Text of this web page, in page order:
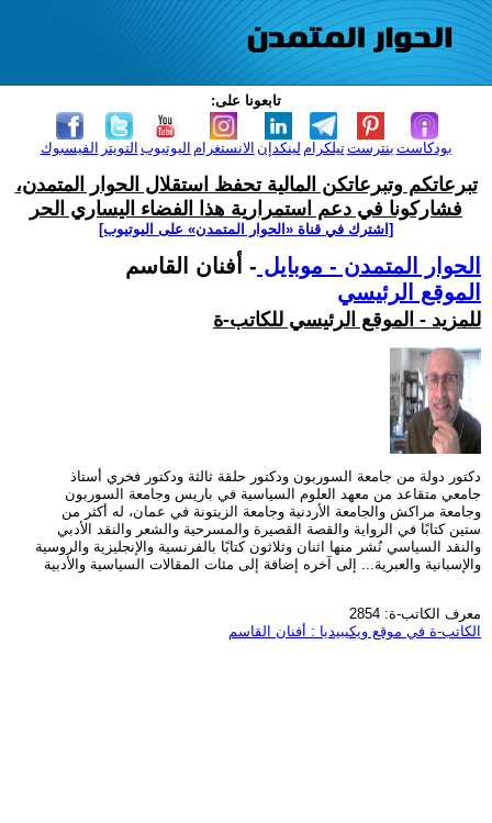
تابعونا على:
الفيسبوك التويتر اليوتيوب الانستغرام لينكدإن تيلكرامبنترست بودكاست
تبرعاتكم وتبرعاتكن المالية تحفظ استقلال الحوار المتمدن،
فشاركونا في دعم استمرارية هذا الفضاء اليساري الحر
[اشترك في قناة ‫«الحوار المتمدن» على اليوتيوب]
الحوار المتمدن - موبايل - أفنان القاسم
الموقع الرئيسي
للمزيد - الموقع الرئيسي للكاتب-ة
دكتور دولة من جامعة السوربون ودكتور حلقة ثالثة ودكتور فخري أستاذ
جامعي متقاعد من معهد العلوم السياسية في باريس وجامعة السوربون
وجامعة مراكش والجامعة الأردنية وجامعة الزيتونة في عمان، له أكثر من
ستين كتابًا في الرواية والقصة القصيرة والمسرحية والشعر والنقد الأدبي
والنقد السياسي نُشر منها اثنان وثلاثون كتابًا بالفرنسية والإنجليزية والروسية
والإسبانية والعبرية... إلى آخره إضافة إلى مئات المقالات السياسية والأدبية
معرف الكاتب-ة: 2854
الكاتب-ة في موقع ويكيبيديا : أفنان القاسم